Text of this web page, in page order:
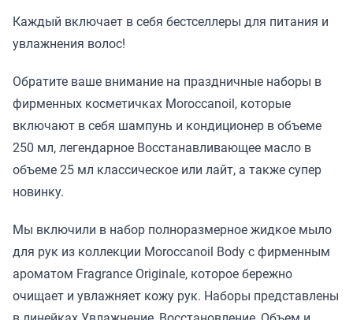
Каждый включает в себя бестселлеры для питания и
увлажнения волос!
Обратите ваше внимание на праздничные наборы в
фирменных косметичках Moroccanoil, которые
включают в себя шампунь и кондиционер в объеме
250 мл, легендарное Восстанавливающее масло в
объеме 25 мл классическое или лайт, а также супер
новинку.
Мы включили в набор полноразмерное жидкое мыло
для рук из коллекции Moroccanoil Body с фирменным
ароматом Fragrance Originale, которое бережно
очищает и увлажняет кожу рук. Наборы представлены